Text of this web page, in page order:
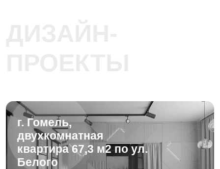
г. Гомель,
двухкомнатная
квартира 67,3 м2 по ул.
Белого